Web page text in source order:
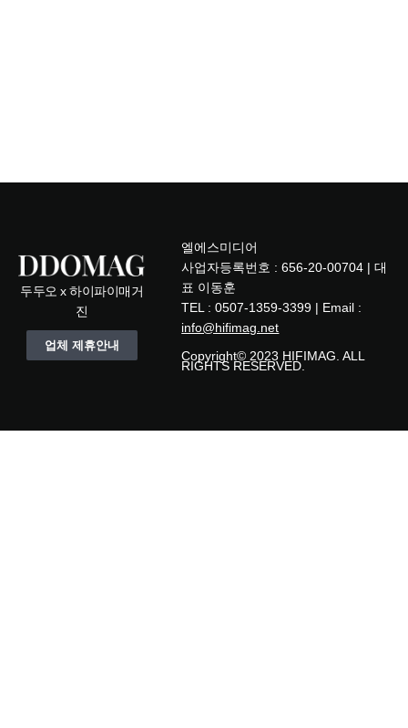
두두오 x 하이파이매거
진
업체 제휴안내
엘에스미디어
사업자등록번호 : 656-20-00704 | 대
표 이동훈
TEL : 0507-1359-3399 | Email :
info@hifimag.net
Copyright© 2023 HIFIMAG. ALL
RIGHTS RESERVED.